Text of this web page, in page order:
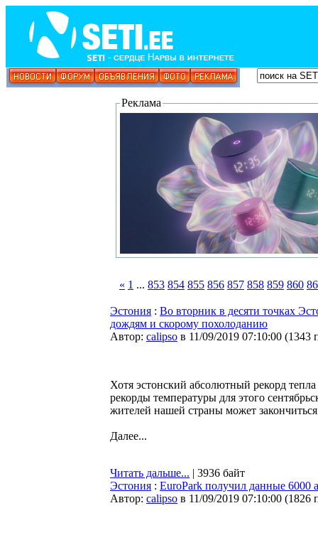
Реклама
« 1 ... 853 854 855 856 857 858 859 860
Эстония : Во вторник в десяти точках
дождям и скорому похолоданию
Автор: calipso в 11/09/2019 07:10:00 (1343
Хотя эстонский абсолютный рекорд
рекорды температуры для этого
жителей нашей страны может
Далее...
Читать дальше... | 3936 байт
Эстония : EuroPark получил данные 6000
Автор: calipso в 11/09/2019 07:10:00 (1826